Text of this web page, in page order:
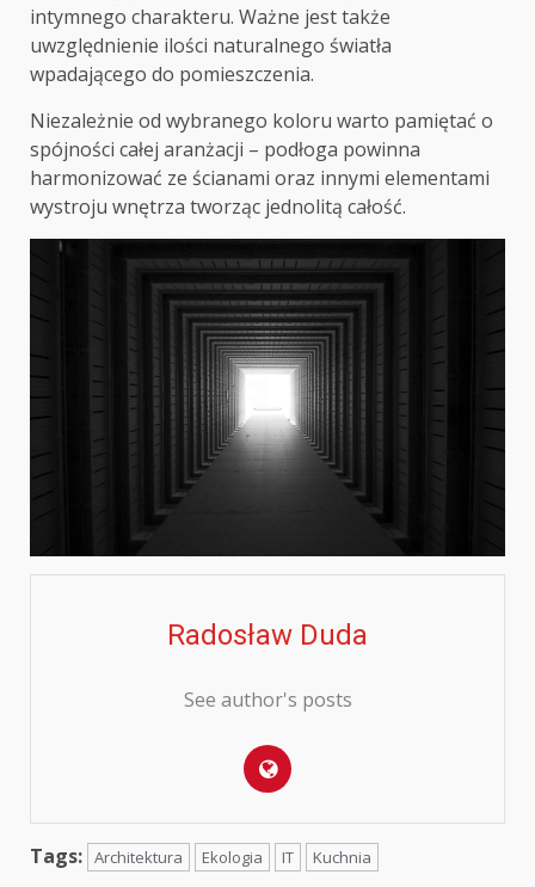
intymnego charakteru. Ważne jest także
uwzględnienie ilości naturalnego światła
wpadającego do pomieszczenia.
Niezależnie od wybranego koloru warto pamiętać o
spójności całej aranżacji – podłoga powinna
harmonizować ze ścianami oraz innymi elementami
wystroju wnętrza tworząc jednolitą całość.
Radosław Duda
See author's posts
Tags: Architektura Ekologia IT Kuchnia